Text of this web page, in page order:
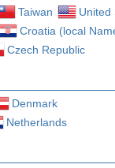
Taiwan
United
Croatia (local
Czech Republic
Denmark
Netherlands